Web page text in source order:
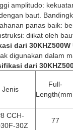
amplitudo:
baut.
panas baik:
diikat oleh
dari 30KHZ500W
digunakan dalam
dari
Jenis
Full-
CCH-
30Z
77